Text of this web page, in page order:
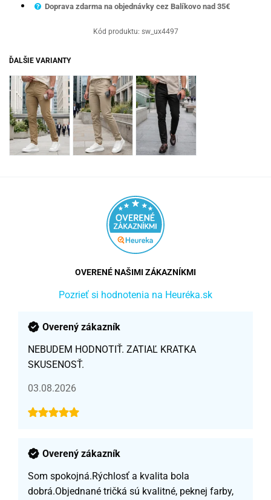
Doprava zdarma na objednávky cez Balíkovo nad 35€
Kód produktu: sw_ux4497
ĎALŠIE VARIANTY
OVERENÉ NAŠIMI ZÁKAZNÍKMI
Pozrieť si hodnotenia na Heuréka.sk
Overený zákazník
NEBUDEM HODNOTIŤ. ZATIAĽ KRATKA
SKUSENOSŤ.
03.08.2026
Overený zákazník
Som spokojná.Rýchlosť a kvalita bola
dobrá.Objednané tričká sú kvalitné, peknej farby,